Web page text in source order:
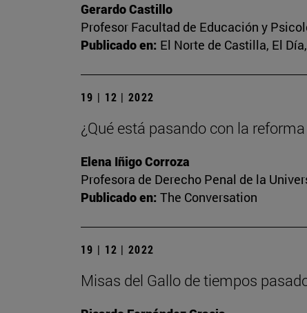
Gerardo Castillo
Profesor Facultad de Educación y
Publicado en: El Norte de Castilla, El
19 | 12 | 2022
¿Qué está pasando con la
Elena Iñigo Corroza
Profesora de Derecho Penal de la
Publicado en: The Conversation
19 | 12 | 2022
Misas del Gallo de tiempos